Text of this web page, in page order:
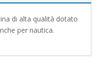
di alta qualità dotato
per nautica.